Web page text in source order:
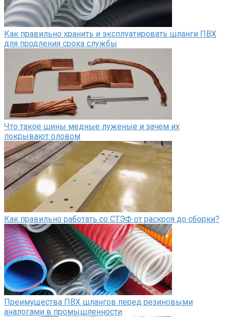
Как правильно хранить и эксплуатировать шланги ПВХ
для продления срока службы
Что такое шины медные луженые и зачем их
покрывают оловом
Как правильно работать со СТЭФ от раскроя до сборки?
Преимущества ПВХ шлангов перед резиновыми
аналогами в промышленности